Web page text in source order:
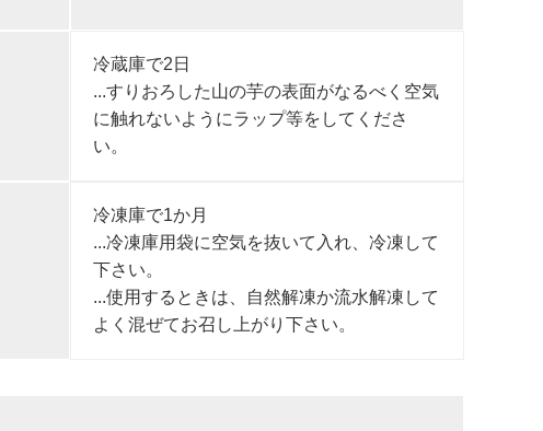
冷蔵庫で2日
...すりおろした山の芋の表面がなるべく空気
に触れないようにラップ等をしてくださ
い。
冷凍庫で1か月
...冷凍庫用袋に空気を抜いて入れ、冷凍して
下さい。
...使用するときは、自然解凍か流水解凍して
よく混ぜてお召し上がり下さい。